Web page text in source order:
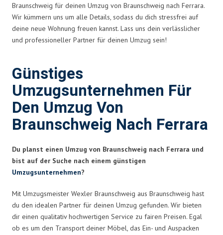
Braunschweig für deinen Umzug von Braunschweig nach Ferrara.
Wir kümmern uns um alle Details, sodass du dich stressfrei auf
deine neue Wohnung freuen kannst. Lass uns dein verlässlicher
und professioneller Partner für deinen Umzug sein!
Günstiges
Umzugsunternehmen Für
Den Umzug Von
Braunschweig Nach Ferrara
Du planst einen Umzug von Braunschweig nach Ferrara und
bist auf der Suche nach einem günstigen
Umzugsunternehmen?
Mit Umzugsmeister Wexler Braunschweig aus Braunschweig hast
du den idealen Partner für deinen Umzug gefunden. Wir bieten
dir einen qualitativ hochwertigen Service zu fairen Preisen. Egal
ob es um den Transport deiner Möbel, das Ein- und Auspacken